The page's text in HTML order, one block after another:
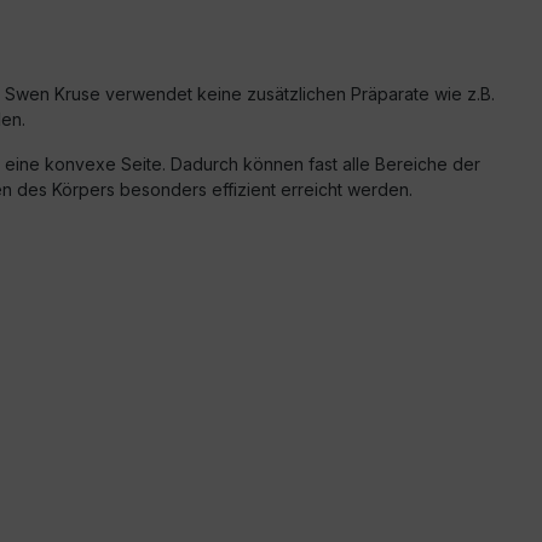
Kruse verwendet keine zusätzlichen Präparate wie z.B.
konvexe Seite. Dadurch können fast alle Bereiche der
des Körpers besonders effizient erreicht werden.